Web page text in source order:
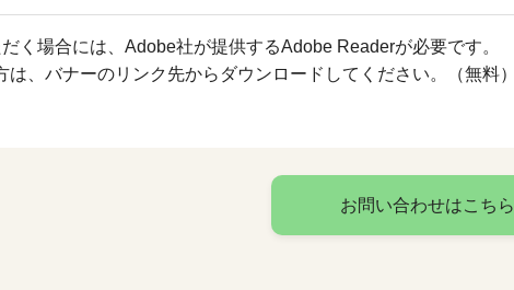
く場合には、Adobe社が提供するAdobe Readerが必要です。
、バナーのリンク先からダウンロードしてください。（無料）
お問い合わせはこちら